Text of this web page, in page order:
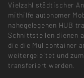
Vielzahl städtischer
mithilfe autonomer
nahegelegenen HUB
Schnittstellen dienen
die die Müllcontainer
weitergeleitet und
transferiert werden.